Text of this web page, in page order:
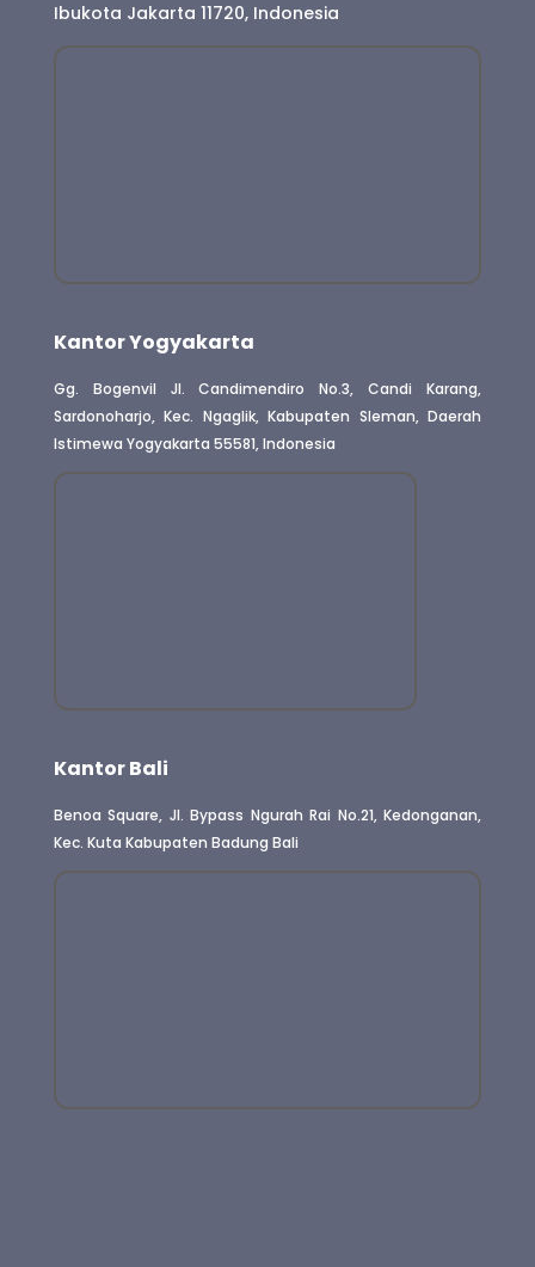
Ibukota Jakarta 11720, Indonesia
Kantor Yogyakarta
Gg. Bogenvil Jl. Candimendiro No.3, Candi Karang,
Sardonoharjo, Kec. Ngaglik, Kabupaten Sleman, Daerah
Istimewa Yogyakarta 55581, Indonesia
Kantor Bali
Benoa Square, Jl. Bypass Ngurah Rai No.21, Kedonganan,
Kec. Kuta Kabupaten Badung Bali